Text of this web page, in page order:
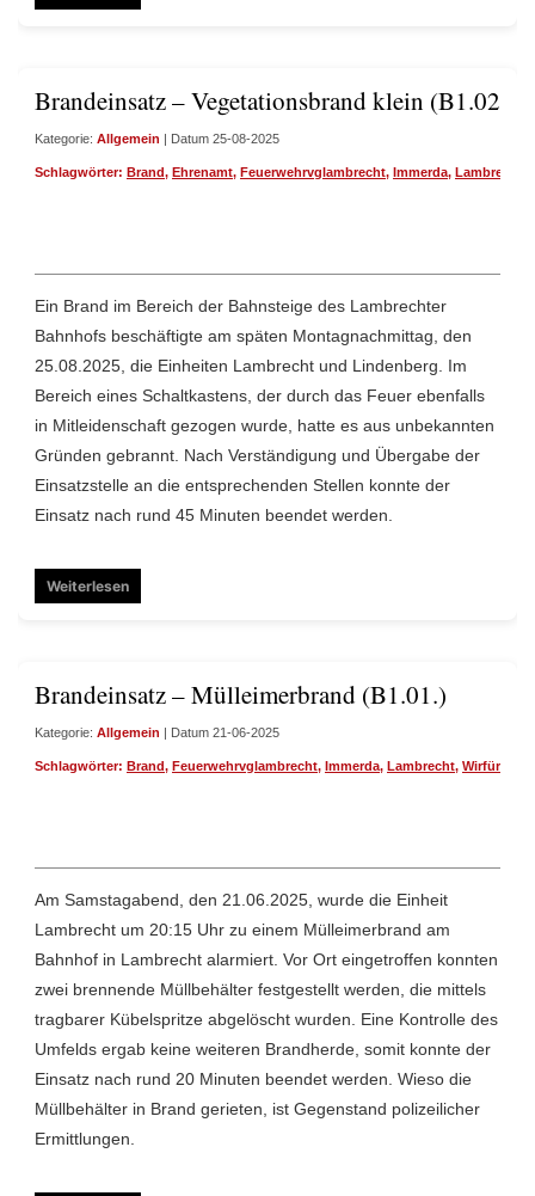
Brandeinsatz – Vegetationsbrand klein (B1.02)
Kategorie: Allgemein | Datum 25-08-2025
Schlagwörter: Brand, Ehrenamt, Feuerwehrvglambrecht, Immerda, Lambrecht
Ein Brand im Bereich der Bahnsteige des Lambrechter
Bahnhofs beschäftigte am späten Montagnachmittag, den
25.08.2025, die Einheiten Lambrecht und Lindenberg. Im
Bereich eines Schaltkastens, der durch das Feuer ebenfalls
in Mitleidenschaft gezogen wurde, hatte es aus unbekannten
Gründen gebrannt. Nach Verständigung und Übergabe der
Einsatzstelle an die entsprechenden Stellen konnte der
Einsatz nach rund 45 Minuten beendet werden.
Weiterlesen
Brandeinsatz – Mülleimerbrand (B1.01.)
Kategorie: Allgemein | Datum 21-06-2025
Schlagwörter: Brand, Feuerwehrvglambrecht, Immerda, Lambrecht, Wirfüreuch
Am Samstagabend, den 21.06.2025, wurde die Einheit
Lambrecht um 20:15 Uhr zu einem Mülleimerbrand am
Bahnhof in Lambrecht alarmiert. Vor Ort eingetroffen konnten
zwei brennende Müllbehälter festgestellt werden, die mittels
tragbarer Kübelspritze abgelöscht wurden. Eine Kontrolle des
Umfelds ergab keine weiteren Brandherde, somit konnte der
Einsatz nach rund 20 Minuten beendet werden. Wieso die
Müllbehälter in Brand gerieten, ist Gegenstand polizeilicher
Ermittlungen.